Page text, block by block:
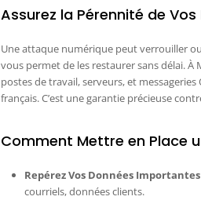
Assurez la Pérennité de
Une attaque numérique peut verrouiller
vous permet de les restaurer sans délai.
postes de travail, serveurs, et
français. C’est une garantie précieuse
Comment Mettre en Place
Repérez Vos Données Importantes
courriels, données clients.